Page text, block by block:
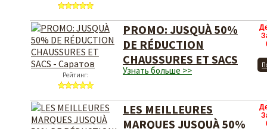
Рейтинг:
PROMO: JUSQUÀ 50%
DE RÉDUCTION
CHAUSSURES ET SACS
Узнать больше >>
LES MEILLEURES
MARQUES JUSQUÀ 50%